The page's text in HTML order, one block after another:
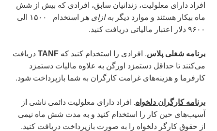
افراد دارای معلولیت، زندانیان سابق، افرادی که بیش از شش
ماه بیکار هستند و موارد دیگر به ازای هر استخدام ۱۵۰۰
الی
۹۶۰۰ دلار اعتبار مالیاتی دریافت کنید.
برنامه شغلی پلاس. افرادی را استخدام کنید که TANF دریافت
می‌کنند تا حداقل دستمزد اورگن به علاوه مالیات دستمزد
کارفرما و هزینه‌های غرامت کارگران به شما بازپرداخت شود.
برنامه کارگران دلخواه. افراد دارای معلولیت دائمی ناشی از
آسیب‌های حین کار را استخدام کنید و به مدت شش ماه نیمی
از حقوق کارگر دلخواه را به صورت بازپرداخت دریافت کنید.